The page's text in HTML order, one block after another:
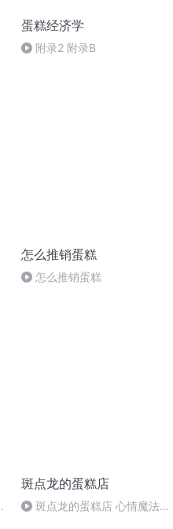
蛋糕经济学
附录2 附录B
怎么推销蛋糕
怎么推销蛋糕
斑点龙的蛋糕店
斑点龙的蛋糕店 心情魔法果